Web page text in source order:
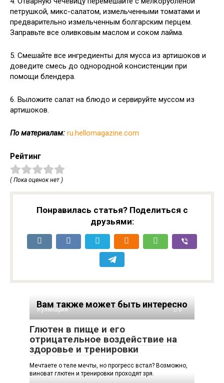
петрушкой, микс-салатом, измельченными томатами и
предварительно измельченным болгарским перцем.
Заправьте все оливковым маслом и соком лайма.
5. Смешайте все ингредиенты для мусса из артишоков и
доведите смесь до однородной консистенции при
помощи блендера.
6. Выложите салат на блюдо и сервируйте муссом из
артишоков.
По материалам: ru.hellomagazine.com
Рейтинг
( Пока оценок нет )
Понравилась статья? Поделиться с
друзьями:
Вам также может быть интересно
Кулинария 0
Глютен в пище и его
отрицательное воздействие на
здоровье и тренировки
Мечтаете о теле мечты, но прогресс встал? Возможно,
виноват глютен и тренировки проходят зря.